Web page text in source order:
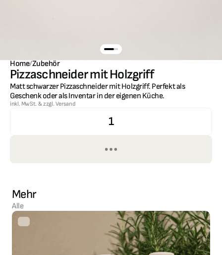
Home/Zubehör
Pizzaschneider mit Holzgriff
Matt schwarzer Pizzaschneider mit Holzgriff. Perfekt als
Geschenk oder als Inventar in der eigenen Küche.
inkl. MwSt. & zzgl. Versand
1
Mehr
Alle